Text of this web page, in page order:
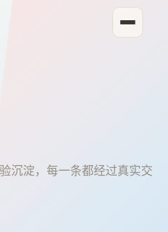
沉淀，每一条都经过真实交